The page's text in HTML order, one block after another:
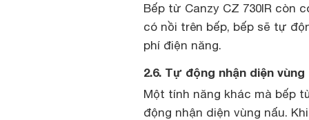
Bếp từ Canzy CZ 730IR còn
có nồi trên bếp, bếp sẽ tự
phí điện năng.
2.6. Tự động nhận diện vùng
Một tính năng khác mà bếp
động nhận diện vùng nấu.